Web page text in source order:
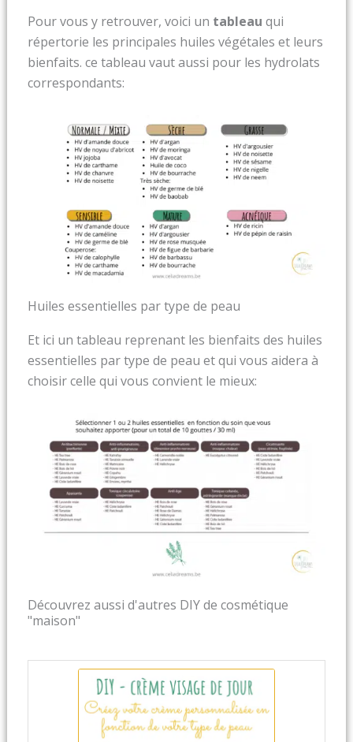
Pour vous y retrouver, voici un tableau qui
répertorie les principales huiles végétales et leurs
bienfaits. ce tableau vaut aussi pour les hydrolats
correspondants:
Huiles essentielles par type de peau
Et ici un tableau reprenant les bienfaits des huiles
essentielles par type de peau et qui vous aidera à
choisir celle qui vous convient le mieux:
Découvrez aussi d'autres DIY de cosmétique
"maison"